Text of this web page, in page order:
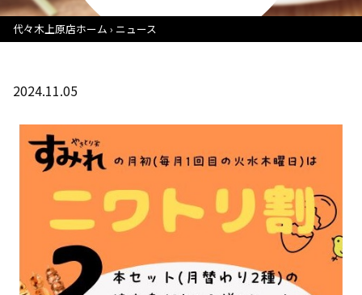
代々木上原店ホーム ニュース
2024.11.05